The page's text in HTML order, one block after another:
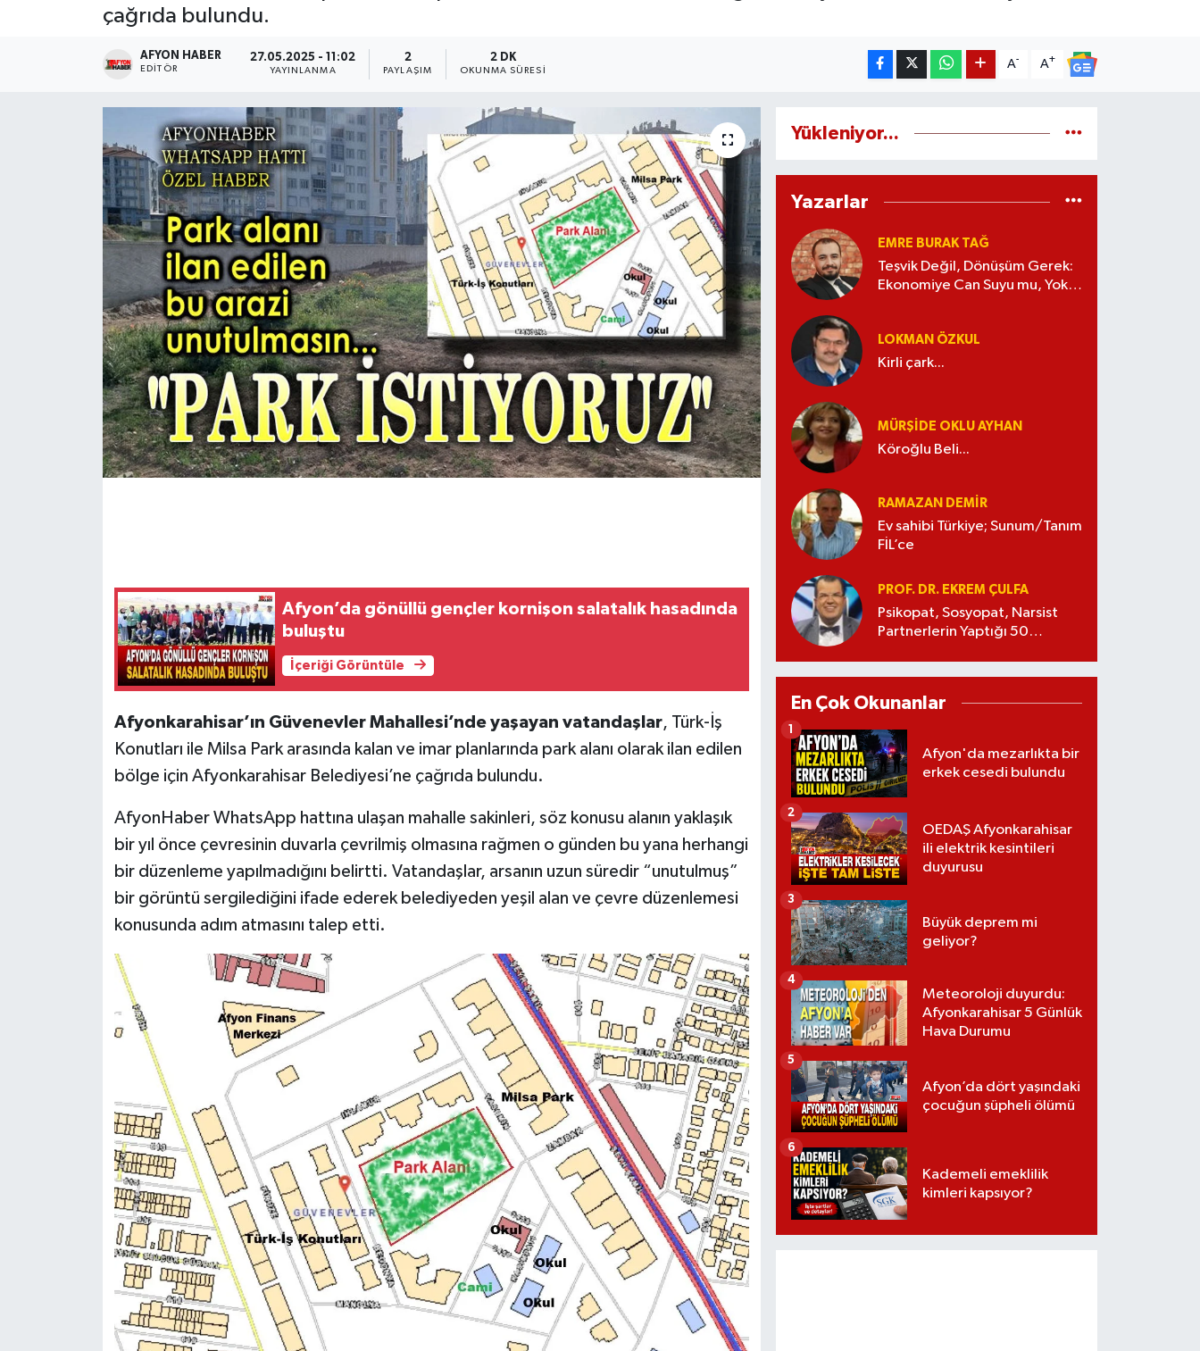
çağrıda bulundu.
AFYON HABER
EDITÖR
27.05.2025 - 11:02
YAYINLANMA
2
PAYLAŞIM
2 DK
OKUNMA SÜRESI
A- A+
Afyon’da gönüllü gençler kornişon salatalık hasadında
buluştu
İçeriği Görüntüle
Afyonkarahisar’ın Güvenevler Mahallesi’nde yaşayan vatandaşlar, Türk-İş
Konutları ile Milsa Park arasında kalan ve imar planlarında park alanı olarak ilan edilen
bölge için Afyonkarahisar Belediyesi’ne çağrıda bulundu.
AfyonHaber WhatsApp hattına ulaşan mahalle sakinleri, söz konusu alanın yaklaşık
bir yıl önce çevresinin duvarla çevrilmiş olmasına rağmen o günden bu yana herhangi
bir düzenleme yapılmadığını belirtti. Vatandaşlar, arsanın uzun süredir “unutulmuş”
bir görüntü sergilediğini ifade ederek belediyeden yeşil alan ve çevre düzenlemesi
konusunda adım atmasını talep etti.
Yükleniyor...
Yazarlar
EMRE BURAK TAĞ
Teşvik Değil, Dönüşüm Gerek:
Ekonomiye Can Suyu mu, Yoksa
LOKMAN ÖZKUL
Kirli çark...
MÜRŞIDE OKLU AYHAN
Köroğlu Beli...
RAMAZAN DEMİR
Ev sahibi Türkiye; Sunum/Tanım
FİL’ce
PROF. DR. EKREM ÇULFA
Psikopat, Sosyopat, Narsist
Partnerlerin Yaptığı 50
En Çok Okunanlar
Afyon'da mezarlıkta bir
erkek cesedi bulundu
1
OEDAŞ Afyonkarahisar
ili elektrik kesintileri
duyurusu
2
Büyük deprem mi
geliyor?
3
Meteoroloji duyurdu:
Afyonkarahisar 5 Günlük
Hava Durumu
4
Afyon’da dört yaşındaki
çocuğun şüpheli ölümü
5
Kademeli emeklilik
kimleri kapsıyor?
6